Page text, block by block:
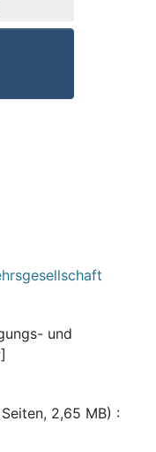
und
2,65 MB) :